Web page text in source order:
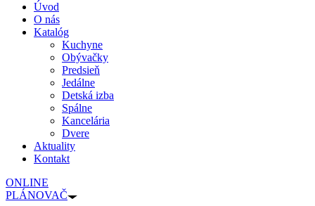
Úvod
O nás
Katalóg
Kuchyne
Obývačky
Predsieň
Jedálne
Detská izba
Spálne
Kancelária
Dvere
Aktuality
Kontakt
ONLINE
PLÁNOVAČ